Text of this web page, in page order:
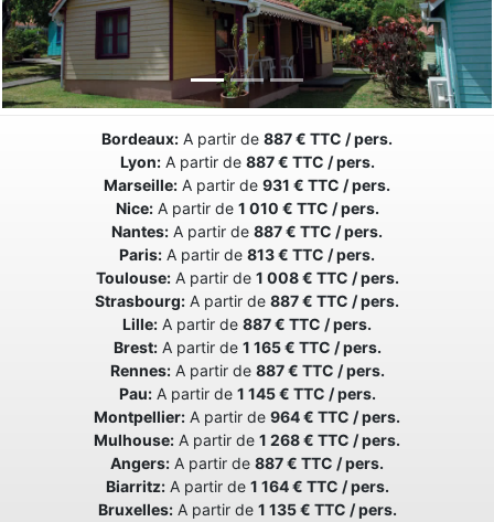
Bordeaux: A partir de 887 € TTC / pers.
Lyon:A partir de 887 € TTC / pers.
Marseille: A partir de 931 € TTC / pers.
Nice:A partir de 1 010 € TTC / pers.
Nantes: A partir de 887 € TTC / pers.
Paris: A partir de 813 € TTC / pers.
Toulouse:A partir de 1 008 € TTC / pers.
Strasbourg: A partir de 887 € TTC / pers.
Lille: A partir de 887 € TTC / pers.
Brest:A partir de 1 165 € TTC / pers.
Rennes:A partir de 887 € TTC / pers.
Pau:A partir de 1 145 € TTC / pers.
Montpellier: A partir de 964 € TTC / pers.
Mulhouse: A partir de 1 268 € TTC / pers.
Angers: A partir de 887 € TTC / pers.
Biarritz:A partir de 1 164 € TTC / pers.
Bruxelles:A partir de 1 135 € TTC / pers.